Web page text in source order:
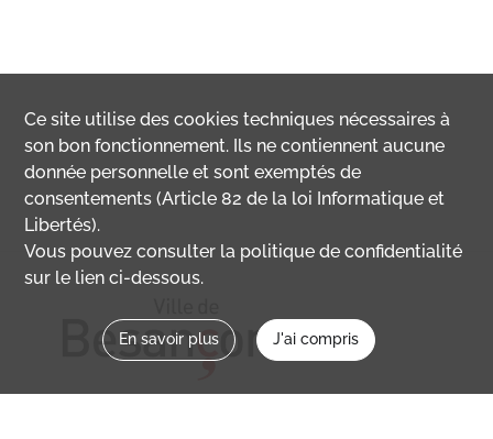
Ce site utilise descookies techniques nécessaires à
son bon fonctionnement. Ils ne contiennent aucune
donnée personnelle et sont exemptés de
consentements (Article 82 de la loi Informatique et
Libertés).
Vous pouvez consulter la politique de confidentialité
sur le lien ci-dessous.
En savoir plus J'ai compris